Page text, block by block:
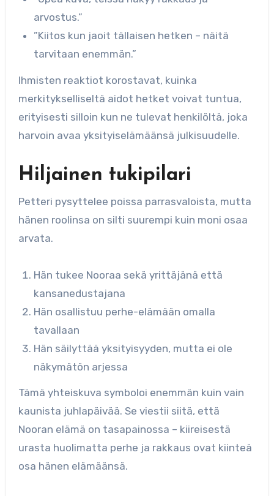
arvostus.”
”Kiitos kun jaoit tällaisen hetken – näitä
tarvitaan enemmän.”
Ihmisten reaktiot korostavat, kuinka
merkitykselliseltä aidot hetket voivat tuntua,
erityisesti silloin kun ne tulevat henkilöltä, joka
harvoin avaa yksityiselämäänsä julkisuudelle.
Hiljainen tukipilari
Petteri pysyttelee poissa parrasvaloista, mutta
hänen roolinsa on silti suurempi kuin moni osaa
arvata.
Hän tukee Nooraa sekä yrittäjänä että
kansanedustajana
Hän osallistuu perhe-elämään omalla
tavallaan
Hän säilyttää yksityisyyden, mutta ei ole
näkymätön arjessa
Tämä yhteiskuva symboloi enemmän kuin vain
kaunista juhlapäivää. Se viestii siitä, että
Nooran elämä on tasapainossa – kiireisestä
urasta huolimatta perhe ja rakkaus ovat kiinteä
osa hänen elämäänsä.